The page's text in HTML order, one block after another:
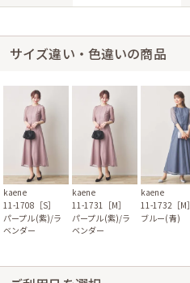
サイズ違い・色違いの商品
kaene
11-1708［S］
パープル(紫)/ラ
ベンダー
kaene
11-1731［M］
パープル(紫)/ラ
ベンダー
kaene
11-1732［M］
ブルー(青)